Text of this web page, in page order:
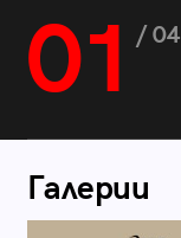
01 / 04
Галерии